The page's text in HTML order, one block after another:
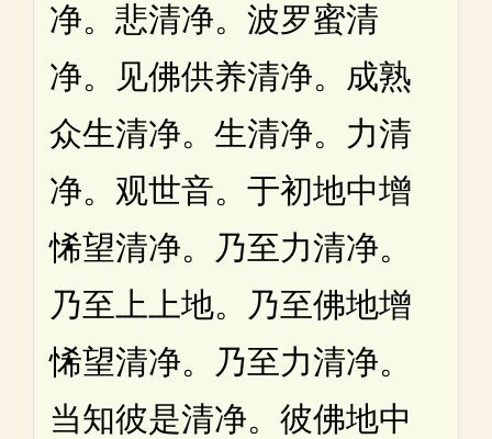
净。悲清净。波罗蜜清
净。见佛供养清净。成熟
众生清净。生清净。力清
净。观世音。于初地中增
悕望清净。乃至力清净。
乃至上上地。乃至佛地增
悕望清净。乃至力清净。
当知彼是清净。彼佛地中